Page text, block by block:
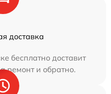
доставка
бесплатно доставит
ремонт и обратно.